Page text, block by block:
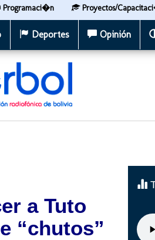
Programaci�n Proyectos/
Deportes Opinión
a Tuto
“chutos”